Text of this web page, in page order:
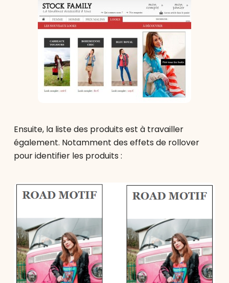
Ensuite, la liste des produits est à travailler
également. Notamment des effets de rollover
pour identifier les produits :